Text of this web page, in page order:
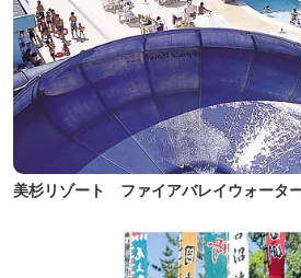
美杉リゾート ファイアバレイウォータ